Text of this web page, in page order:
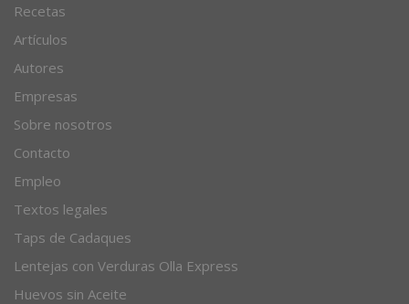
Recetas
Artículos
Autores
Empresas
Sobre nosotros
Contacto
Empleo
Textos legales
Taps de Cadaques
Lentejas con Verduras Olla Express
Huevos sin Aceite